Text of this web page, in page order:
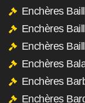
Enchères
Enchères
Enchères
Enchères
Enchères
Enchères